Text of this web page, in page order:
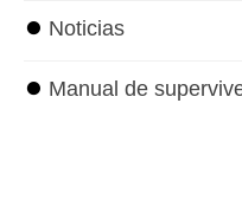
⏺ Noticias
⏺ Manual de